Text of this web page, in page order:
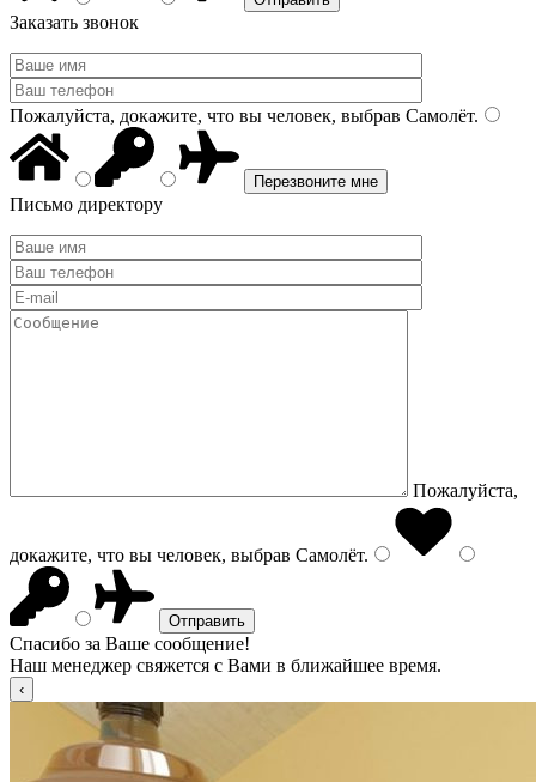
Заказать звонок
Пожалуйста, докажите, что вы человек, выбрав Самолёт.
Письмо директору
Пожалуйста,
докажите, что вы человек, выбрав Самолёт.
Спасибо за Ваше сообщение!
Наш менеджер свяжется с Вами в ближайшее время.